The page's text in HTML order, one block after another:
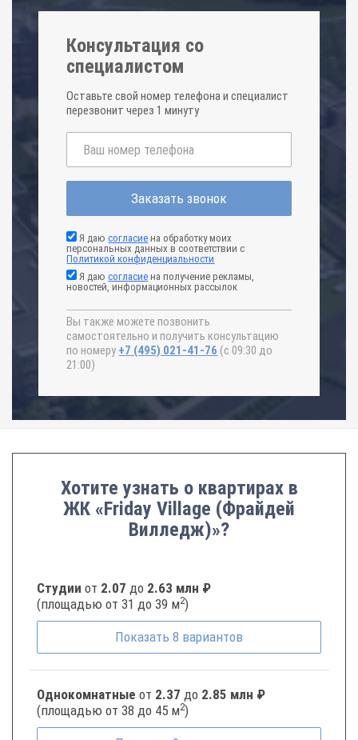
Консультация со
специалистом
Оставьте свой номер телефона и специалист
перезвонит через 1 минуту
Заказать звонок
Я даюсогласие на обработку моих
персональных данных в соответствии с
Политикой конфиденциальности
Я даюсогласие на получение рекламы,
новостей, информационных рассылок
Вы также можете позвонить
самостоятельно и получить консультацию
по номеру +7 (495) 021-41-76 (с 09:30 до
21:00)
Хотите узнать о квартирах в
ЖК «Friday Village (Фрайдей
Вилледж)»?
Студии от 2.07 до 2.63 млн ₽
(площадью от 31 до 39 м2)
Показать 8 вариантов
Однокомнатные от 2.37 до 2.85 млн ₽
(площадью от 38 до 45 м2)